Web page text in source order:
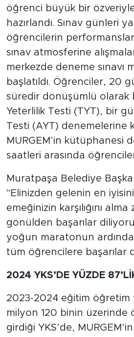
öğrenci büyük bir özveriyle
hazırlandı. Sınav günleri
öğrencilerin
sınav atmosferine
merkezde deneme sınavı
başlatıldı. Öğrenciler, 20
süredir dönüşümlü olarak
Yeterlilik Testi (TYT), bir
Testi (AYT) denemelerine
MURGEM’in kütüphanesi
saatleri arasında
Muratpaşa Belediye
"Elinizden gelenin en iyisini
emeğinizin karşılığını
gönülden başarılar
yoğun maratonun
tüm öğrencilere başarılar
2024 YKS’DE YÜZDE
2023-2024 eğitim öğretim
milyon 120 binin üzerinde
girdiği YKS’de,